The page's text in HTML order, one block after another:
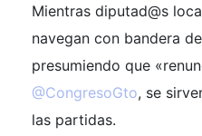
Mientras diputad@s
navegan con bandera
presumiendo que
@CongresoGto, se
las partidas.